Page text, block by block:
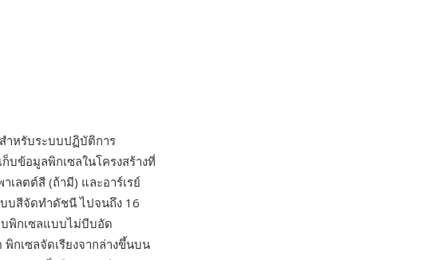
สำหรับระบบปฏิบัติการ
บข้อมูลพิกเซลในโครงสร้างที่
เลตต์สี (ถ้ามี) และอาร์เรย์
บสีจัดทำดัชนี ไปจนถึง 16
พิกเซลแบบไม่บีบอัด
กเซลจัดเรียงจากล่างขึ้นบน